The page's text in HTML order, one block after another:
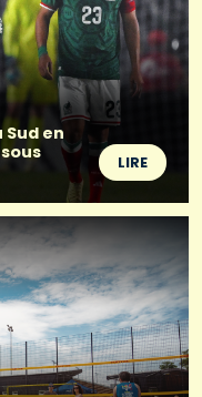
Sud en
LIRE